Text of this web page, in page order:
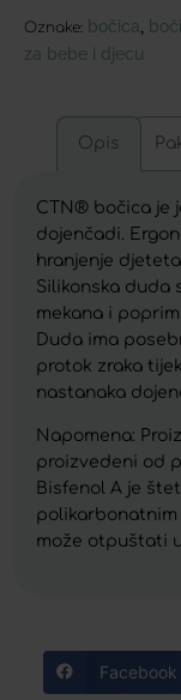
Oznake: bočica
za bebe i djecu
Opis
CTN® bočica je
dojenčadi.
hranjenje
Silikonska duda
mekana i
Duda ima
protok zraka
nastanaka
Napomena:
proizvedeni od
Bisfenol A je
polikarbonatnim
može otpuštati
Facebook